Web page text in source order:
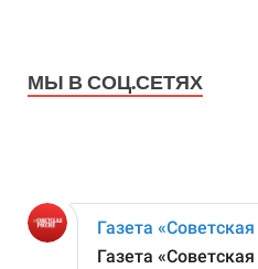
МЫ В СОЦ.СЕТЯХ